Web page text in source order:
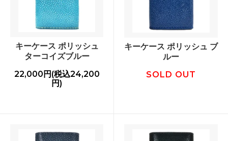
キーケース ポリッシュ
ターコイズブルー
22,000円(税込24,200
円)
キーケース ポリッシュ ブ
ルー
SOLD OUT